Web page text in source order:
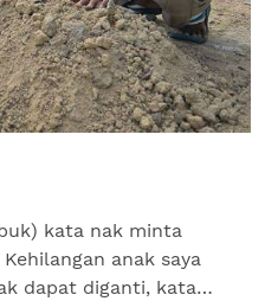
kata nak minta
anak saya
dapat diganti, kata